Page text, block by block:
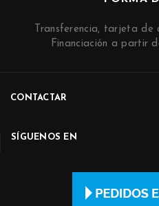
Transferencia, tarjeta
Financiación a partir
CONTACTAR
SÍGUENOS EN